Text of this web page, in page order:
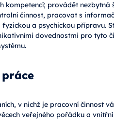
kompetencí; provádět
činnost, pracovat s
a psychickou přípravu.
dovednostmi pro tyto
v nichž je pracovní činnost
veřejného pořádku a